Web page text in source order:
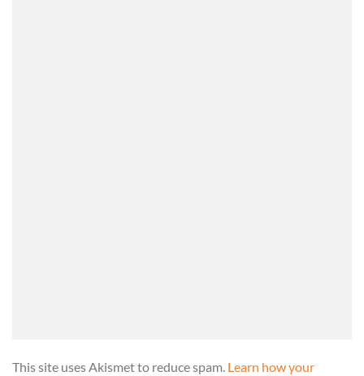
This site uses Akismet to reduce spam. Learn how your